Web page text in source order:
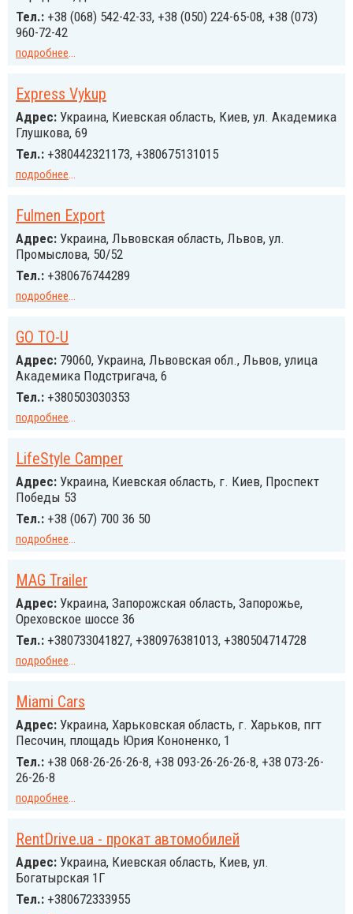
Тел.: +38 (068) 542-42-33, +38 (050) 224-65-08, +38 (073)
960-72-42
подробнее...
Express Vykup
Адрес: Украина, Киевская область, Киев, ул. Академика
Глушкова, 69
Тел.: +380442321173, +380675131015
подробнее...
Fulmen Export
Адрес: Украина, Львовская область, Львов, ул.
Промыслова, 50/52
Тел.: +380676744289
подробнее...
GO TO-U
Адрес: 79060, Украина, Львовская обл., Львов, улица
Академика Подстригача, 6
Тел.: +380503030353
подробнее...
LifeStyle Camper
Адрес: Украина, Киевская область, г. Киев, Проспект
Победы 53
Тел.: +38 (067) 700 36 50
подробнее...
MAG Trailer
Адрес: Украина, Запорожская область, Запорожье,
Ореховское шоссе 36
Тел.: +380733041827, +380976381013, +380504714728
подробнее...
Miami Cars
Адрес: Украина, Харьковская область, г. Харьков, пгт
Песочин, площадь Юрия Кононенко, 1
Тел.: +38 068-26-26-26-8, +38 093-26-26-26-8, +38 073-26-
26-26-8
подробнее...
RentDrive.ua - прокат автомобилей
Адрес: Украина, Киевская область, Киев, ул.
Богатырская 1Г
Тел.: +380672333955